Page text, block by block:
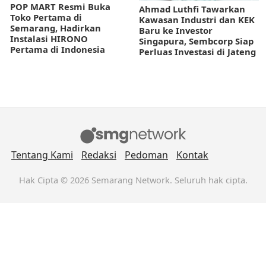
POP MART Resmi Buka
Toko Pertama di
Semarang, Hadirkan
Instalasi HIRONO
Pertama di Indonesia
Ahmad Luthfi Tawarkan
Kawasan Industri dan KEK
Baru ke Investor
Singapura, Sembcorp Siap
Perluas Investasi di Jateng
Tentang Kami Redaksi Pedoman Kontak
Hak Cipta © 2026 Semarang Network. Seluruh hak cipta.